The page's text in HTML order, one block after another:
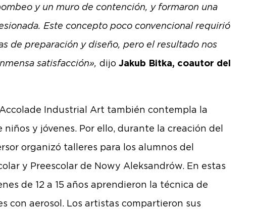
y un muro de contención, y formaron una
Este concepto poco convencional requirió
de preparación y diseño, pero el resultado nos
satisfacción», dijo Jakub Bitka, coautor del
Industrial Art también contempla la
niños y jóvenes. Por ello, durante la creación del
organizó talleres para los alumnos del
y Preescolar de Nowy Aleksandrów. En estas
de 12 a 15 años aprendieron la técnica de
con aerosol. Los artistas compartieron sus